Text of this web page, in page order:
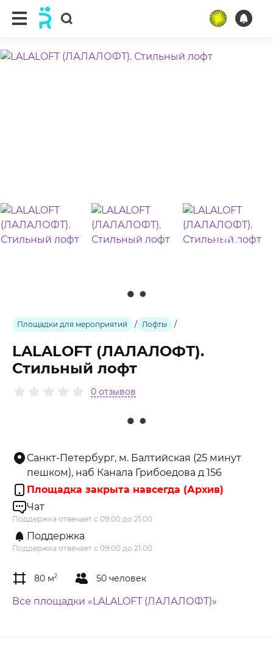
Площадки для мероприятий / Лофты /
LALALOFT (ЛАЛАЛОФТ).
Стильный лофт
0 отзывов
Санкт-Петербург, м. Балтийская (25 минут
пешком), наб Канала Грибоедова д 156
Площадка закрыта навсегда (Архив)
Чат
Поддержка отвечает с 09:00 до 21:00
Поддержка
Поддержка отвечает с 09:00 до 21:00
80 м2 50 человек
Все площадки «LALALOFT (ЛАЛАЛОФТ)»